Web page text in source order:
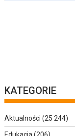
KATEGORIE
Aktualności (25 244)